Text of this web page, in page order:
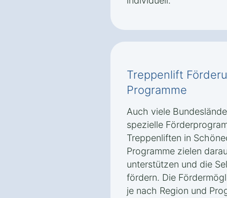
Treppenlift
Programme
Auch viele
spezielle
Treppenliften in
Programme zielen
unterstützen und die
fördern. Die
je nach Region und